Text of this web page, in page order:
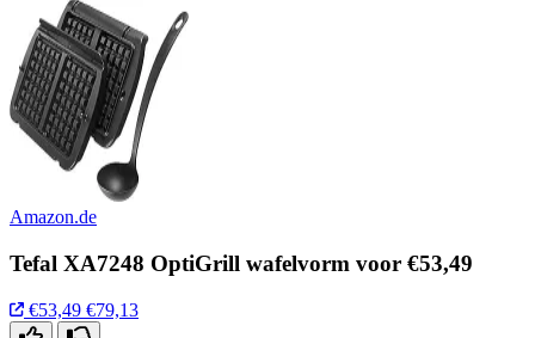
Amazon.de
Tefal XA7248 OptiGrill wafelvorm voor €53,49
€53,49 €79,13